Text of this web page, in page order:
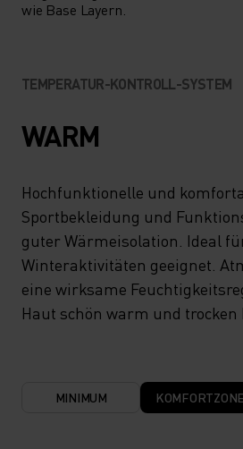
wie Base Layern.
TEMPERATUR-KONTROLL-SYSTEM
WARM
Hochfunktionelle und
Sportbekleidung und
guter Wärmeisolation. Ideal
Winteraktivitäten geeignet.
eine wirksame
Haut schön warm und trocken
MINIMUM KOMFORTZONE